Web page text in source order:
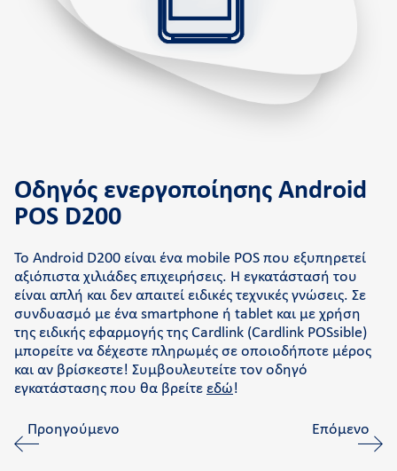
Ποιοι είμαστε
Retail Innovation Hub
Υποστήριξη
Cardlink academy
Πληρωμή Cardlink Τιμολογίου
Οδηγός ενεργοποίησης Android
POS D200
Το Android D200 είναι ένα mobile POS που εξυπηρετεί
αξιόπιστα χιλιάδες επιχειρήσεις. Η εγκατάστασή του
είναι απλή και δεν απαιτεί ειδικές τεχνικές γνώσεις. Σε
συνδυασμό με ένα smartphone ή tablet και με χρήση
της ειδικής εφαρμογής της Cardlink (Cardlink POSsible)
μπορείτε να δέχεστε πληρωμές σε οποιοδήποτε μέρος
και αν βρίσκεστε! Συμβουλευτείτε τον οδηγό
εγκατάστασης που θα βρείτε εδώ!
Προηγούμενο Επόμενο